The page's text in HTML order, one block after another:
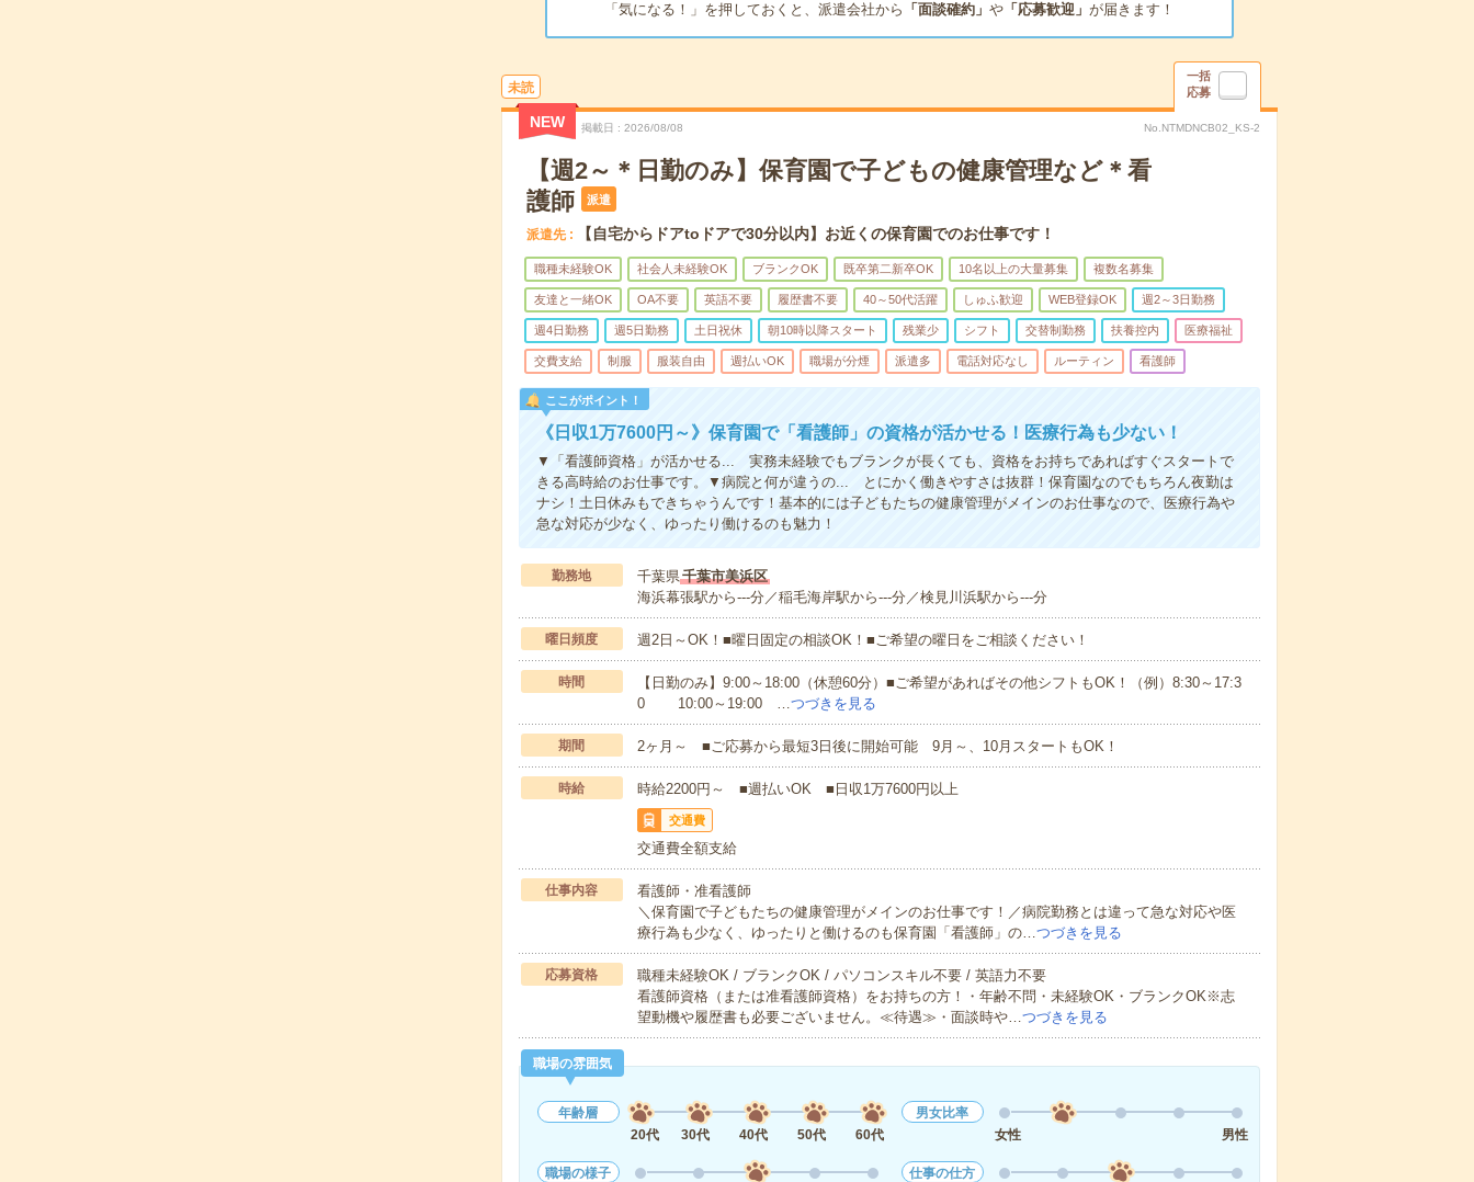
「気になる！」を押しておくと、派遣会社から 「面談確約」 や「応募歓迎」 が届きます！
未読
一括
応募
NEW 掲載日 2026/08/08 No.NTMDNCB02_KS-2
【週2～＊日勤のみ】保育園で子どもの健康管理など＊看
護師
派遣
派遣先 【自宅からドアtoドアで30分以内】お近くの保育園でのお仕事です！
職種未経験OK 社会人未経験OK ブランクOK 既卒第二新卒OK 10名以上の大量募集 複数名募集
友達と一緒OK OA不要 英語不要 履歴書不要 40～50代活躍 しゅふ歓迎 WEB登録OK 週2～3日勤務
週4日勤務 週5日勤務 土日祝休 朝10時以降スタート 残業少 シフト 交替制勤務 扶養控内 医療福祉
交費支給 制服 服装自由 週払いOK 職場が分煙 派遣多 電話対応なし ルーティン 看護師
ここがポイント！
《日収1万7600円～》保育園で「看護師」の資格が活かせる！医療行為も少ない！
▼「看護師資格」が活かせる... 実務未経験でもブランクが長くても、資格をお持ちであればすぐスタートで
きる高時給のお仕事です。▼病院と何が違うの... とにかく働きやすさは抜群！保育園なのでもちろん夜勤は
ナシ！土日休みもできちゃうんです！基本的には子どもたちの健康管理がメインのお仕事なので、医療行為や
急な対応が少なく、ゆったり働けるのも魅力！
勤務地 千葉県千葉市美浜区
海浜幕張駅から---分／稲毛海岸駅から---分／検見川浜駅から---分
曜日頻度 週2日～OK！■曜日固定の相談OK！■ご希望の曜日をご相談ください！
時間
【日勤のみ】9:00～18:00（休憩60分）■ご希望があればその他シフトもOK！（例）8:30～17:3
0 10:00～19:00 …つづきを見る
期間 2ヶ月～ ■ご応募から最短3日後に開始可能 9月～、10月スタートもOK！
時給 時給2200円～ ■週払いOK ■日収1万7600円以上
交通費
交通費全額支給
仕事内容
看護師・准看護師
＼保育園で子どもたちの健康管理がメインのお仕事です！／病院勤務とは違って急な対応や医
療行為も少なく、ゆったりと働けるのも保育園「看護師」の…つづきを見る
応募資格
職種未経験OK / ブランクOK / パソコンスキル不要 / 英語力不要
看護師資格（または准看護師資格）をお持ちの方！・年齢不問・未経験OK・ブランクOK※志
望動機や履歴書も必要ございません。≪待遇≫・面談時や…つづきを見る
職場の雰囲気
年齢層
20代
30代 40代 50代 60代
男女比率
女性
男性
職場の様子
仕事の仕方